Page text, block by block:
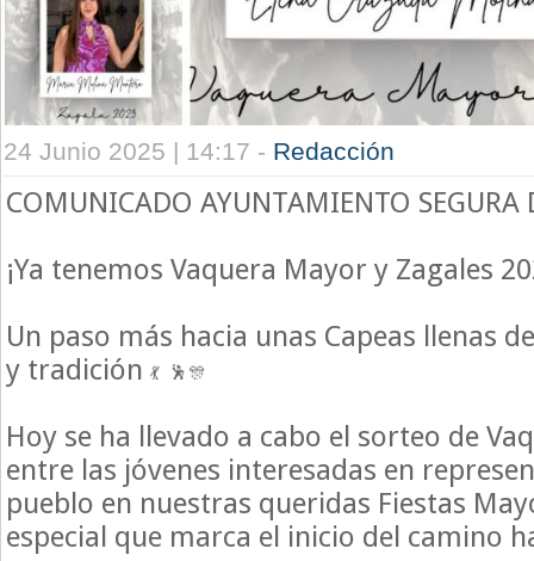
24 Junio 2025 | 14:17 - Redacción
COMUNICADO AYUNTAMIENTO SEGURA
¡Ya tenemos Vaquera Mayor y Zagales
Un paso más hacia unas Capeas llenas
y tradición
Hoy se ha llevado a cabo el sorteo de
entre las jóvenes interesadas en
pueblo en nuestras queridas Fiestas
especial que marca el inicio del camino